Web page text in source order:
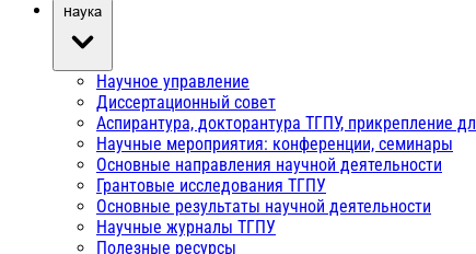
Наука
Научное управление
Диссертационный совет
Аспирантура, докторантура ТГПУ, прикрепление
Научные мероприятия: конференции, семинары
Основные направления научной деятельности
Грантовые исследования ТГПУ
Основные результаты научной деятельности
Научные журналы ТГПУ
Полезные ресурсы